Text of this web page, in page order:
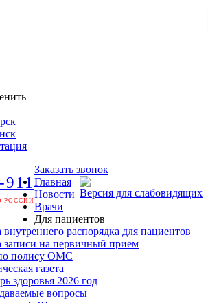
РОССИИ
Заказать звонок
Версия для слабовидящих
Главная
Новости
Врачи
Для пациентов
распорядка для пациентов
записи на первичный прием
полису ОМС
газета
здоровья 2026 год
вопросы